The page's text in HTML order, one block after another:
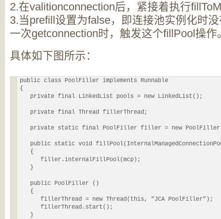
2.在valitionconnection后，紧接着执行
3.当prefill设置为false，即连接池实例化时
一次getconnection时，触发这个fillPool操作
具体如下图所示：
public class PoolFiller implements Runnable
{
   private final LinkedList pools = new LinkedList();
   private final Thread fillerThread;
private static final PoolFiller filler = new
public static void
   {
      filler.internalFillPool(mcp);
   }
   public PoolFiller ()
   {
      fillerThread = new Thread(this, "JCA PoolFiller");
      fillerThread.start();
   }